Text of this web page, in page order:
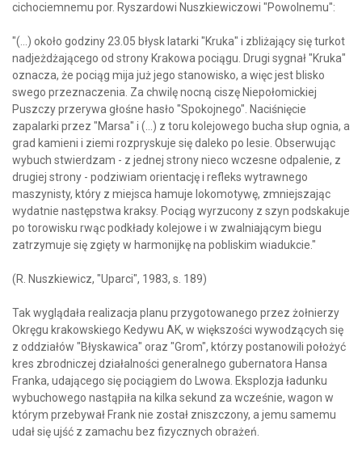
cichociemnemu por. Ryszardowi Nuszkiewiczowi "Powolnemu":
"(...) około godziny 23.05 błysk latarki "Kruka" i zbliżający się turkot
nadjeżdżającego od strony Krakowa pociągu. Drugi sygnał "Kruka"
oznacza, że pociąg mija już jego stanowisko, a więc jest blisko
swego przeznaczenia. Za chwilę nocną ciszę Niepołomickiej
Puszczy przerywa głośne hasło "Spokojnego". Naciśnięcie
zapalarki przez "Marsa" i (...) z toru kolejowego bucha słup ognia, a
grad kamieni i ziemi rozpryskuje się daleko po lesie. Obserwując
wybuch stwierdzam - z jednej strony nieco wczesne odpalenie, z
drugiej strony - podziwiam orientację i refleks wytrawnego
maszynisty, który z miejsca hamuje lokomotywę, zmniejszając
wydatnie następstwa kraksy. Pociąg wyrzucony z szyn podskakuje
po torowisku rwąc podkłady kolejowe i w zwalniającym biegu
zatrzymuje się zgięty w harmonijkę na pobliskim wiadukcie."
(R. Nuszkiewicz, "Uparci", 1983, s. 189)
Tak wyglądała realizacja planu przygotowanego przez żołnierzy
Okręgu krakowskiego Kedywu AK, w większości wywodzących się
z oddziałów "Błyskawica" oraz "Grom", którzy postanowili położyć
kres zbrodniczej działalności generalnego gubernatora Hansa
Franka, udającego się pociągiem do Lwowa. Eksplozja ładunku
wybuchowego nastąpiła na kilka sekund za wcześnie, wagon w
którym przebywał Frank nie został zniszczony, a jemu samemu
udał się ujść z zamachu bez fizycznych obrażeń.